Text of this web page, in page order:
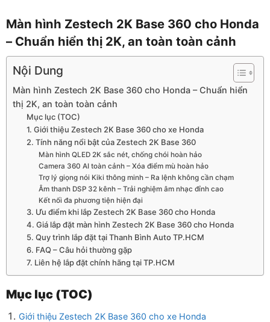
Màn hình Zestech 2K Base 360 cho Honda
– Chuẩn hiển thị 2K, an toàn toàn cảnh
Nội Dung
Màn hình Zestech 2K Base 360 cho Honda – Chuẩn hiển
thị 2K, an toàn toàn cảnh
Mục lục (TOC)
1. Giới thiệu Zestech 2K Base 360 cho xe Honda
2. Tính năng nổi bật của Zestech 2K Base 360
Màn hình QLED 2K sắc nét, chống chói hoàn hảo
Camera 360 AI toàn cảnh – Xóa điểm mù hoàn hảo
Trợ lý giọng nói Kiki thông minh – Ra lệnh không cần chạm
Âm thanh DSP 32 kênh – Trải nghiệm âm nhạc đỉnh cao
Kết nối đa phương tiện hiện đại
3. Ưu điểm khi lắp Zestech 2K Base 360 cho Honda
4. Giá lắp đặt màn hình Zestech 2K Base 360 cho Honda
5. Quy trình lắp đặt tại Thanh Bình Auto TP.HCM
6. FAQ – Câu hỏi thường gặp
7. Liên hệ lắp đặt chính hãng tại TP.HCM
Mục lục (TOC)
Giới thiệu Zestech 2K Base 360 cho xe Honda